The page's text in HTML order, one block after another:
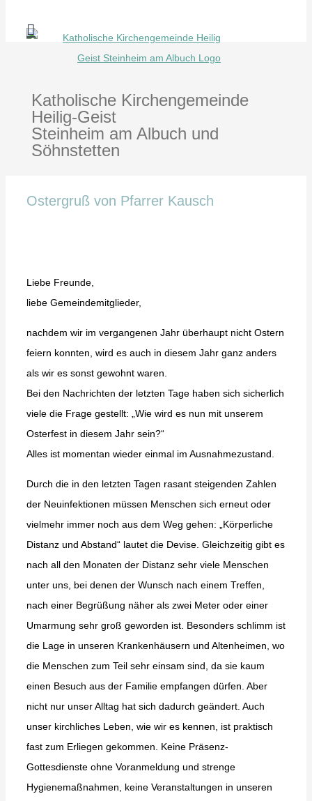
Inhalt
Katholische Kirchengemeinde
Heilig-Geist
Steinheim am Albuch und
Söhnstetten
Ostergruß von Pfarrer Kausch
Liebe Freunde,
liebe Gemeindemitglieder,
nachdem wir im vergangenen Jahr überhaupt nicht Ostern
feiern konnten, wird es auch in diesem Jahr ganz anders
als wir es sonst gewohnt waren.
Bei den Nachrichten der letzten Tage haben sich sicherlich
viele die Frage gestellt: „Wie wird es nun mit unserem
Osterfest in diesem Jahr sein?“
Alles ist momentan wieder einmal im Ausnahmezustand.
Durch die in den letzten Tagen rasant steigenden Zahlen
der Neuinfektionen müssen Menschen sich erneut oder
vielmehr immer noch aus dem Weg gehen: „Körperliche
Distanz und Abstand“ lautet die Devise. Gleichzeitig gibt es
nach all den Monaten der Distanz sehr viele Menschen
unter uns, bei denen der Wunsch nach einem Treffen,
nach einer Begrüßung näher als zwei Meter oder einer
Umarmung sehr groß geworden ist. Besonders schlimm ist
die Lage in unseren Krankenhäusern und Altenheimen, wo
die Menschen zum Teil sehr einsam sind, da sie kaum
einen Besuch aus der Familie empfangen dürfen. Aber
nicht nur unser Alltag hat sich dadurch geändert. Auch
unser kirchliches Leben, wie wir es kennen, ist praktisch
fast zum Erliegen gekommen. Keine Präsenz-
Gottesdienste ohne Voranmeldung und strenge
Hygienemaßnahmen, keine Veranstaltungen in unseren